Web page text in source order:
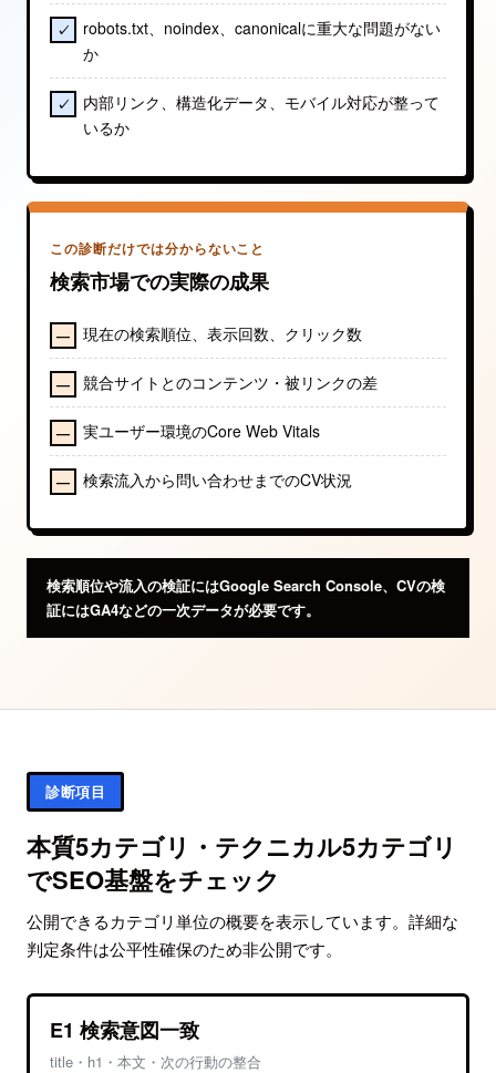
robots.txt、noindex、canonicalに重大な問題がない
か
内部リンク、構造化データ、モバイル対応が整って
いるか
この診断だけでは分からないこと
検索市場での実際の成果
現在の検索順位、表示回数、クリック数
競合サイトとのコンテンツ・被リンクの差
実ユーザー環境のCore Web Vitals
検索流入から問い合わせまでのCV状況
検索順位や流入の検証にはGoogle Search Console、CVの検
証にはGA4などの一次データが必要です。
診断項目
本質5カテゴリ・テクニカル5カテゴリ
でSEO基盤をチェック
公開できるカテゴリ単位の概要を表示しています。詳細な
判定条件は公平性確保のため非公開です。
E1 検索意図一致
title・h1・本文・次の行動の整合